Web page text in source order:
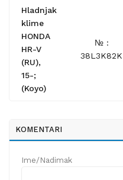
Hladnjak
klime
HONDA
HR-V
(RU),
15-;
(Koyo)
№ :
38L3K82K
KOMENTARI
Ime/Nadimak